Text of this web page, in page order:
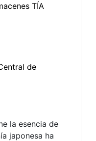
la esencia de
japonesa ha